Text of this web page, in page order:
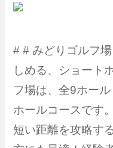
# # みどりゴルフ
しめる、ショート
フ場は、全9ホー
ホールコースです。
短い距離を攻略す